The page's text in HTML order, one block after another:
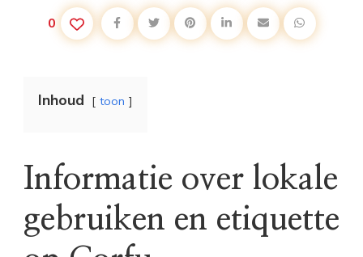
0
Inhoud toon
Informatie over lokale
gebruiken en etiquette